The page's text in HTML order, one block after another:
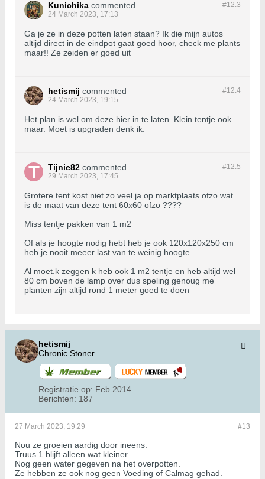
#12.3
Kunichika commented
24 March 2023, 17:13
Ga je ze in deze potten laten staan? Ik die mijn autos
altijd direct in de eindpot gaat goed hoor, check me plants
maar!! Ze zeiden er goed uit
#12.4
hetismij commented
24 March 2023, 19:15
Het plan is wel om deze hier in te laten. Klein tentje ook
maar. Moet is upgraden denk ik.
#12.5
Tijnie82 commented
29 March 2023, 17:45
Grotere tent kost niet zo veel ja op.marktplaats ofzo wat
is de maat van deze tent 60x60 ofzo ????
Miss tentje pakken van 1 m2
Of als je hoogte nodig hebt heb je ook 120x120x250 cm
heb je nooit meeer last van te weinig hoogte
Al moet.k zeggen k heb ook 1 m2 tentje en heb altijd wel
80 cm boven de lamp over dus speling genoug me
planten zijn altijd rond 1 meter goed te doen
hetismij
Chronic Stoner
Registratie op: Feb 2014
Berichten: 187
#13
27 March 2023, 19:29
Nou ze groeien aardig door ineens.
Truus 1 blijft alleen wat kleiner.
Nog geen water gegeven na het overpotten.
Ze hebben ze ook nog geen Voeding of Calmag gehad.